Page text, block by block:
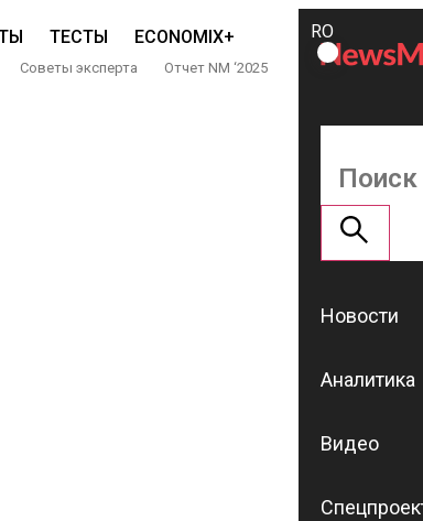
ТЕСТЫ ECONOMIX+
Советы эксперта Отчет NM ‘2025
ROMÂNĂ
RU
NM
Новости
Аналитика
Видео